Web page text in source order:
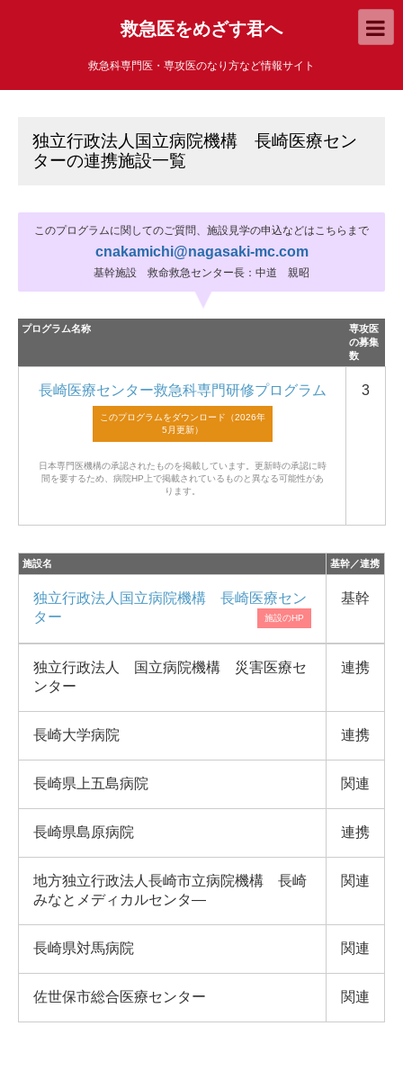
救急医をめざす君へ
救急科専門医・専攻医のなり方など情報サイト
独立行政法人国立病院機構 長崎医療セン
ターの連携施設一覧
このプログラムに関してのご質問、施設見学の申込などはこちらまで
cnakamichi@nagasaki-mc.com
基幹施設 救命救急センター長：中道 親昭
プログラム名称
専攻医
の募集
数
長崎医療センター救急科専門研修プログラム
日本専門医機構の承認されたものを掲載しています。 更新時の承認に時
間を要するため、病院HP上で掲載されているものと異なる可能性があ
ります。
3
施設名 基幹／連携
独立行政法人国立病院機構 長崎医療セン
ター
基幹
独立行政法人 国立病院機構 災害医療セ
ンター
連携
長崎大学病院 連携
長崎県上五島病院 関連
長崎県島原病院 連携
地方独立行政法人長崎市立病院機構 長崎
みなとメディカルセンタ—
関連
長崎県対馬病院 関連
佐世保市総合医療センター 関連